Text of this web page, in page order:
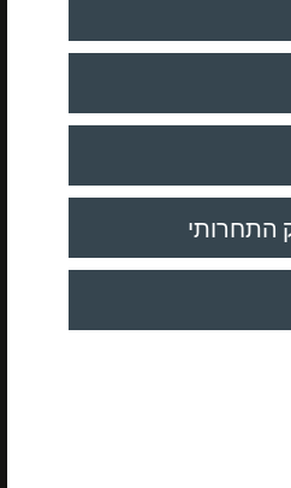
התחרותי